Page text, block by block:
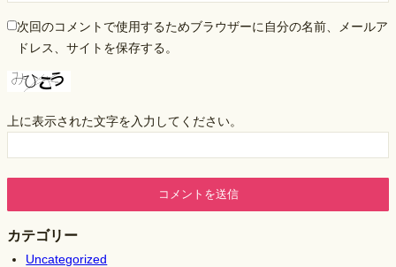
次回のコメントで使用するためブラウザーに自分の名前、メールア
ドレス、サイトを保存する。
上に表示された文字を入力してください。
カテゴリー
Uncategorized